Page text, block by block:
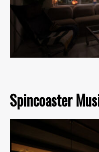
Spincoaster